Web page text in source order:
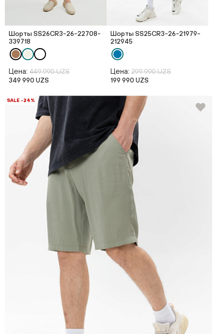
Шорты SS26CR3-26-22708-
339718
Цена: 449 990 UZS
349 990 UZS
Шорты SS25CR3-26-21979-
212945
Цена: 299 990 UZS
199 990 UZS
SALE -24%